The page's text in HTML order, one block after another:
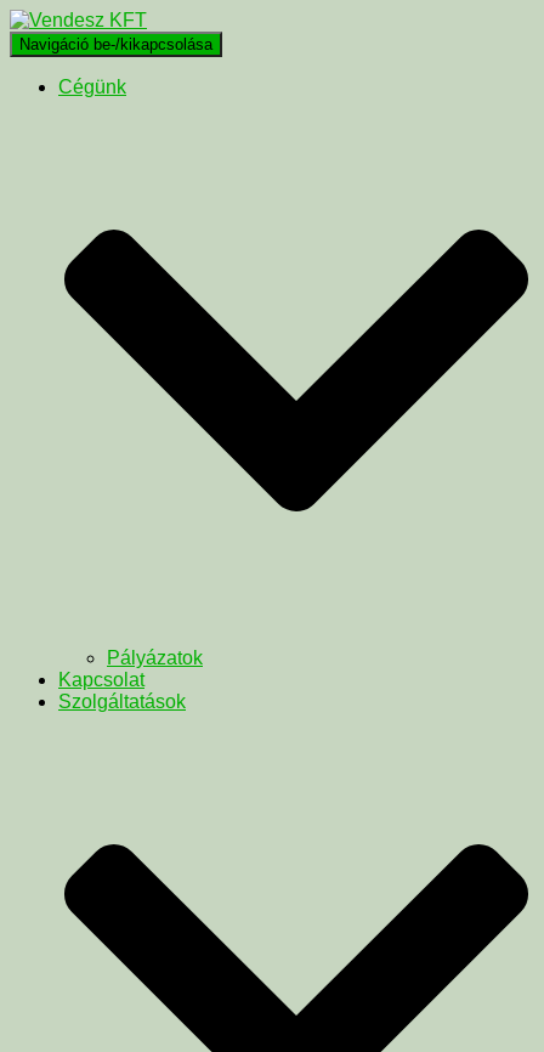
Navigáció be-/kikapcsolása
Cégünk
Pályázatok
Kapcsolat
Szolgáltatások